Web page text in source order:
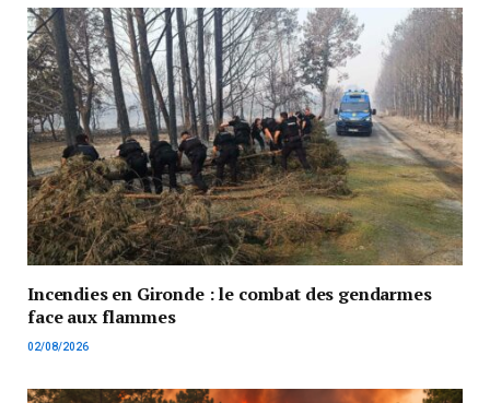
Incendies en Gironde : le combat des gendarmes
face aux flammes
02/08/2026